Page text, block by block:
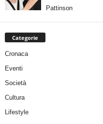
Pattinson
Categorie
Cronaca
Eventi
Società
Cultura
Lifestyle